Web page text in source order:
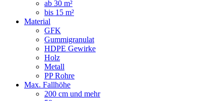
ab 30 m²
bis 15 m²
Material
GFK
Gummigranulat
HDPE Gewirke
Holz
Metall
PP Rohre
Max. Fallhöhe
200 cm und mehr